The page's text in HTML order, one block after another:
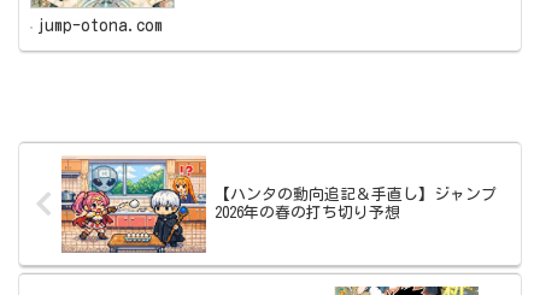
jump-otona.com
【ハンタの動向追記＆手直し】ジャンプ
2026年の春の打ち切り予想